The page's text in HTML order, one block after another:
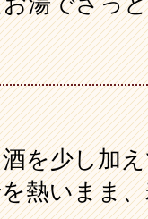
を少し加
熱いまま